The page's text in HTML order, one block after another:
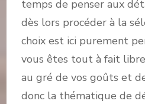
temps de penser aux
dès lors procéder à la
choix est ici purement
vous êtes tout à fait
au gré de vos goûts et
donc la thématique de